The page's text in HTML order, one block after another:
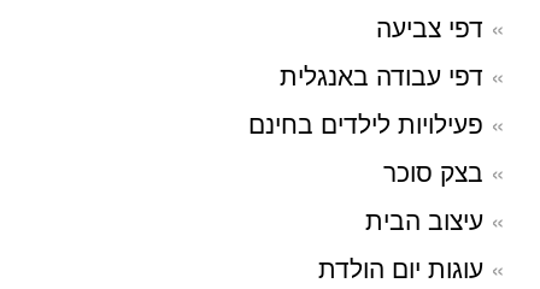
דפי צביעה
דפי עבודה באנגלית
פעילויות לילדים בחינם
בצק סוכר
עיצוב הבית
עוגות יום הולדת